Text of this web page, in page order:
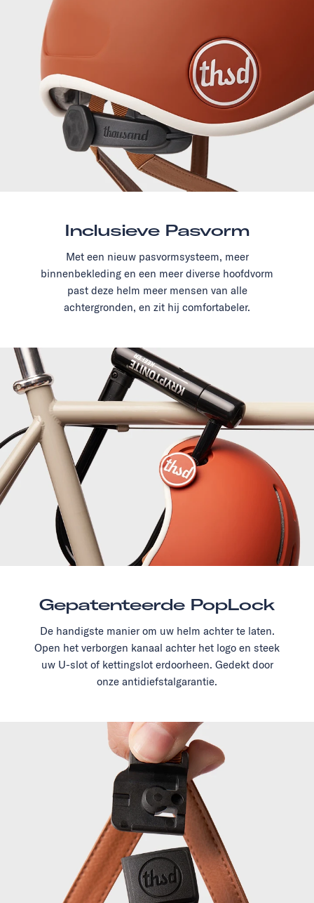
Inclusieve Pasvorm
Met een nieuw pasvormsysteem, meer
binnenbekleding en een meer diverse hoofdvorm
past deze helm meer mensen van alle
achtergronden, en zit hij comfortabeler.
Gepatenteerde PopLock
De handigste manier om uw helm achter te laten.
Open het verborgen kanaal achter het logo en steek
uw U-slot of kettingslot erdoorheen. Gedekt door
onze antidiefstalgarantie.